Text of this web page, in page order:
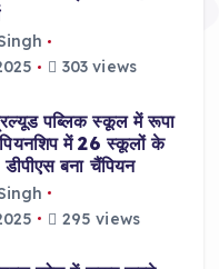
303 views
पब्लिक स्कूल में रूपा
में 26 स्कूलों के
बना चैंपियन
295 views